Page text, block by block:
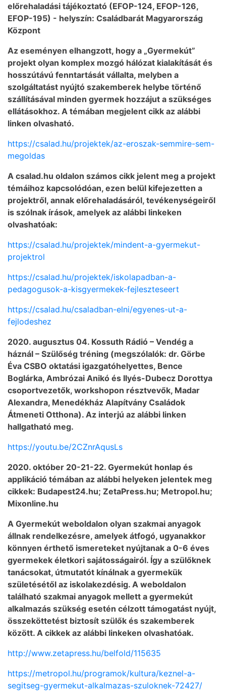
előrehaladási tájékoztató (EFOP-124, EFOP-126,
EFOP-195) - helyszín: Családbarát Magyarország
Központ
Az eseményen elhangzott, hogy a „Gyermekút”
projekt olyan komplex mozgó hálózat kialakítását és
hosszútávú fenntartását vállalta, melyben a
szolgáltatást nyújtó szakemberek helybe történő
szállításával minden gyermek hozzájut a szükséges
ellátásokhoz. A témában megjelent cikk az alábbi
linken olvasható.
https://csalad.hu/projektek/az-eroszak-semmire-sem-
megoldas
A csalad.hu oldalon számos cikk jelent meg a projekt
témáihoz kapcsolódóan, ezen belül kifejezetten a
projektről, annak előrehaladásáról, tevékenységeiről
is szólnak írások, amelyek az alábbi linkeken
olvashatóak:
https://csalad.hu/projektek/mindent-a-gyermekut-
projektrol
https://csalad.hu/projektek/iskolapadban-a-
pedagogusok-a-kisgyermekek-fejleszteseert
https://csalad.hu/csaladban-elni/egyenes-ut-a-
fejlodeshez
2020. augusztus 04. Kossuth Rádió – Vendég a
háznál – Szülőség tréning (megszólalók: dr. Görbe
Éva CSBO oktatási igazgatóhelyettes, Bence
Boglárka, Ambrózai Anikó és Ilyés-Dubecz Dorottya
csoportvezetők, workshopon résztvevők, Madar
Alexandra, Menedékház Alapítvány Családok
Átmeneti Otthona). Az interjú az alábbi linken
hallgatható meg.
https://youtu.be/2CZnrAqusLs
2020. október 20-21-22. Gyermekút honlap és
applikáció témában az alábbi helyeken jelentek meg
cikkek: Budapest24.hu; ZetaPress.hu; Metropol.hu;
Mixonline.hu
A Gyermekút weboldalon olyan szakmai anyagok
állnak rendelkezésre, amelyek átfogó, ugyanakkor
könnyen érthető ismereteket nyújtanak a 0-6 éves
gyermekek életkori sajátosságairól. Így a szülőknek
tanácsokat, útmutatót kínálnak a gyermekük
születésétől az iskolakezdésig. A weboldalon
található szakmai anyagok mellett a gyermekút
alkalmazás szükség esetén célzott támogatást nyújt,
összeköttetést biztosít szülők és szakemberek
között. A cikkek az alábbi linkeken olvashatóak.
http://www.zetapress.hu/belfold/115635
https://metropol.hu/programok/kultura/keznel-a-
segitseg-gyermekut-alkalmazas-szuloknek-72427/